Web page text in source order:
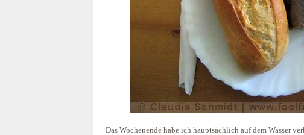
Das Wochenende habe ich hauptsächlich auf dem Wasser